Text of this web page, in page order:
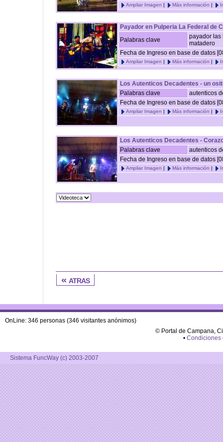
Ampliar Imagen | Más información |
Payador en Pulperia La Federal de
Palabras clave
payador las
matadero
Fecha de Ingreso en base de datos
Ampliar Imagen | Más información |
Los Autenticos Decadentes - un
Palabras clave
autenticos
Fecha de Ingreso en base de datos
Ampliar Imagen | Más información |
Los Autenticos Decadentes -
Palabras clave
autenticos
Fecha de Ingreso en base de datos
Ampliar Imagen | Más información |
« atras
OnLine: 346 personas (346 visitantes anónimos)
© Portal de Campana,
• Condiciones
Sistema FuncWay (c) 2003-2007